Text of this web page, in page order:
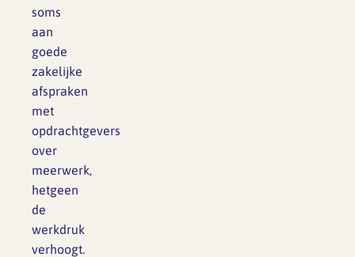
soms
aan
goede
zakelijke
afspraken
met
opdrachtgevers
over
meerwerk,
hetgeen
de
werkdruk
verhoogt.